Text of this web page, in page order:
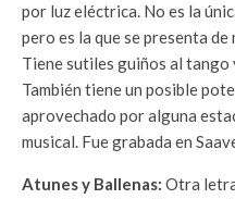
por luz eléctrica. No es la
pero es la que se presenta
Tiene sutiles guiños al
También tiene un posible
aprovechado por alguna
musical. Fue grabada en
Atunes y Ballenas: Otra